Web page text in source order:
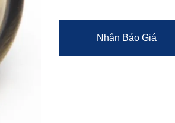
Nhận Báo Giá